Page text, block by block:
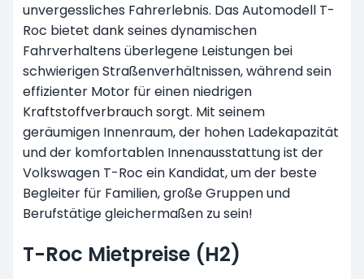
unvergessliches Fahrerlebnis. Das Automodell T-
Roc bietet dank seines dynamischen
Fahrverhaltens überlegene Leistungen bei
schwierigen Straßenverhältnissen, während sein
effizienter Motor für einen niedrigen
Kraftstoffverbrauch sorgt. Mit seinem
geräumigen Innenraum, der hohen Ladekapazität
und der komfortablen Innenausstattung ist der
Volkswagen T-Roc ein Kandidat, um der beste
Begleiter für Familien, große Gruppen und
Berufstätige gleichermaßen zu sein!
T-Roc Mietpreise (H2)